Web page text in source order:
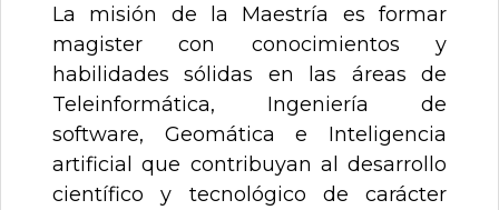
La misión de la Maestría es formar
magister con conocimientos y
habilidades sólidas en las áreas de
Teleinformática, Ingeniería de
software, Geomática e Inteligencia
artificial que contribuyan al desarrollo
científico y tecnológico de carácter